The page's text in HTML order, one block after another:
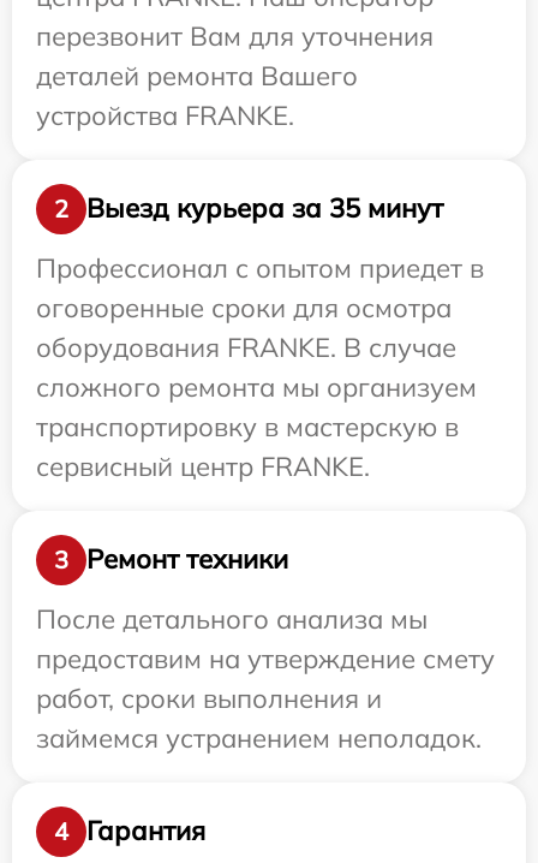
перезвонит Вам для уточнения
деталей ремонта Вашего
устройства FRANKE.
2
Выезд курьера за 35 минут
Профессионал с опытом приедет в
оговоренные сроки для осмотра
оборудования FRANKE. В случае
сложного ремонта мы организуем
транспортировку в мастерскую в
сервисный центр FRANKE.
3
Ремонт техники
После детального анализа мы
предоставим на утверждение смету
работ, сроки выполнения и
займемся устранением неполадок.
4
Гарантия